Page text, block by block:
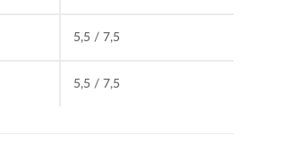
5,5 / 7,5
5,5 / 7,5